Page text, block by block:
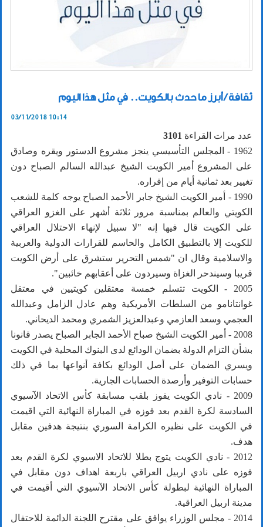
ثقافة / أبرز ما حدث بالكويت.. في مثل هذا اليوم
03/11/2018 10:14
عدد مرات القراءة 3101
1962 - المجلس التأسيسي ينجز مشروع الدستور ويقره وصادق
على المشروع أمير الكويت الشيخ عبدالله السالم الصباح دون
تغيير بعد ثمانية أيام من إقراره.
1990 - أمير الكويت الشيخ جابر الأحمد الصباح يوجه كلمة للشعب
الكويتي والعالم بمناسبة مرور ثلاثة أشهر على الغزو العراقي
على الكويت قال فيها إنه "لا سبيل لإنهاء الاحتلال العراقي
للكويت إلا بالتطبيق الكامل والحاسم للقرارات الدولية والعربية
والاسلامية وقال ان "شمس التحرير ستشرق على أرض الكويت
قريبا وسيندحر الغزاة وسيردون على أعقابهم خائبين".
2005 - الكويت تتسلم خمسة معتقلين كويتيين في معتقل
غوانتانامو من السلطات الأمريكية وهم عادل الزامل وعبدالله
العجمي وسعد العازمي وعبدالعزيز الشمري ومحمد الديحاني.
2008 - أمير الكويت الشيخ صباح الأحمد الجابر الصباح يصدر قانونا
بشأن التزام الدولة بضمان الودائع لدى البنوك المحلية في الكويت
ويسري الضمان على أصل الودائع بكافة أنواعها بما في ذلك
حسابات التوفير وأرصدة الحسابات الجارية.
2009 - نادي الكويت يفوز بلقب مسابقة كأس الاتحاد الآسيوي
السادسة لكرة القدم بعد فوزه في المباراة النهائية التي اقيمت
في الكويت على نظيره الكرامة السوري بنتيجة هدفين مقابل
هدف.
2012 - نادي الكويت يتوج بطلا للاتحاد الاسيوي لكرة القدم بعد
فوزه على نادي اربيل العراقي باربعة اهداف دون مقابل في
المباراة النهائية لبطولة كأس الاتحاد الآسيوي التي أقيمت في
مدينة اربيل العراقية.
2014 - مجلس الوزراء يوافق على مقترح اللجنة الدائمة للاحتفال